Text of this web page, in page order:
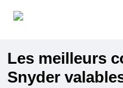
Les meilleurs
Snyder